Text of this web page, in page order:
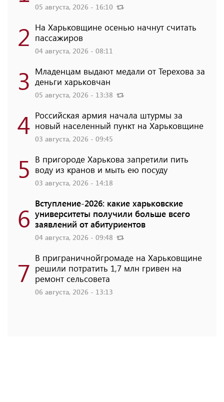
05 августа, 2026 - 16:10
2 На Харьковщине осенью начнут считать
пассажиров
04 августа, 2026 - 08:11
3 Младенцам выдают медали от Терехова за
деньги харьковчан
05 августа, 2026 - 13:38
4 Российская армия начала штурмы за
новый населенный пункт на Харьковщине
03 августа, 2026 - 09:45
5 В пригороде Харькова запретили пить
воду из кранов и мыть ею посуду
03 августа, 2026 - 14:18
6 Вступление-2026: какие харьковские
университеты получили больше всего
заявлений от абитуриентов
04 августа, 2026 - 09:48
7 В приграничнойгромаде на Харьковщине
решили потратить 1,7 млн ​​гривен на
ремонт сельсовета
06 августа, 2026 - 13:13